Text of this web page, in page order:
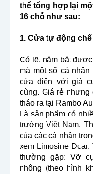
thể tổng hợp lại
16 chỗ như sau:
1. Cửa tự động
Có lẽ, nắm bắt
mà một số cá nhân
cửa điện với giá
dùng. Giá rẻ nhưng
tháo ra tại Rambo
Là sản phẩm có
trường Việt Nam.
của các cá nhân
xem Limosine
thường gặp: Vỡ
nhông (theo hình